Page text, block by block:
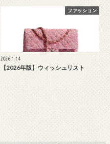
ファッション
2026.1.14
【2026年版】ウィッシュリスト